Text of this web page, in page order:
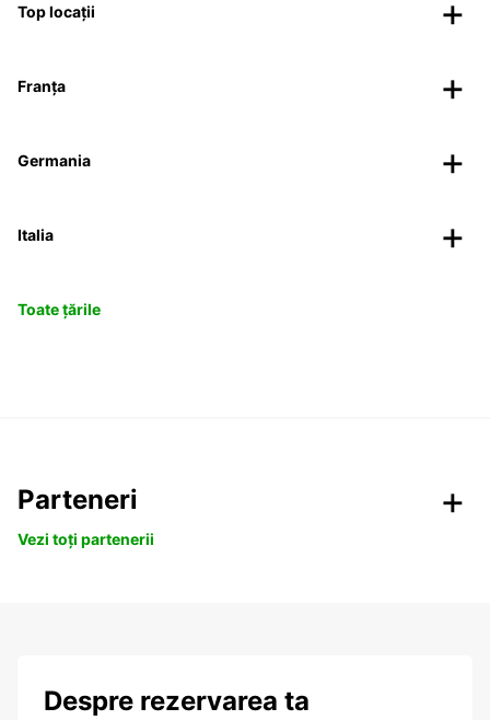
Top locații
Franța
Germania
Italia
Toate țările
Parteneri
Vezi toți partenerii
Despre rezervarea ta